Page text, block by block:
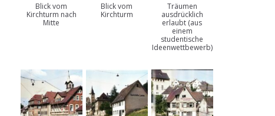
Blick vom
Kirchturm nach
Mitte
Blick vom
Kirchturm
Träumen
ausdrücklich
erlaubt (aus
einem
studentische
Ideenwettbewerb)